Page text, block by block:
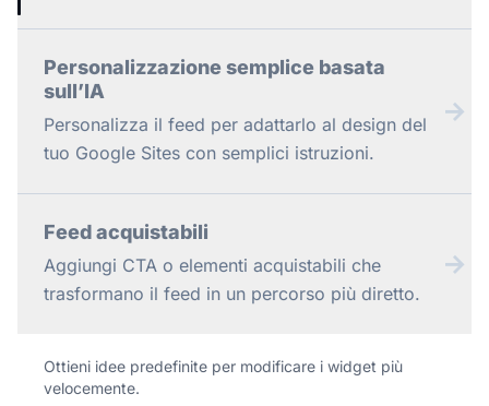
Personalizzazione semplice basata
sull’IA
Personalizza il feed per adattarlo al design del
tuo Google Sites con semplici istruzioni.
→
Feed acquistabili
Aggiungi CTA o elementi acquistabili che
trasformano il feed in un percorso più diretto.
→
Ottieni idee predefinite per modificare i widget più
velocemente.